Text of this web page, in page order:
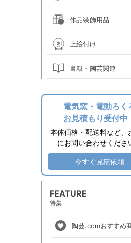
カーボン製棚板
ムライト製棚板
支柱・サイコロ
アルミナ棒
ゼーゲルコーン
陶芸用温度計・
窯・棚板補修用品
その他焼成小道具
作品装飾用品
桐箱
ウコン布・立札
絵皿立て
照明器具関係
時計ムーブメント
焼酎カラン
掛け花金具
土瓶ツル
作品補修用品
上絵付け
上絵素材
上絵付け絵の具
上絵用転写紙
金液・金油・ラ
上絵付け小道具
上絵付け電気炉
上絵付け溶媒
書籍・陶芸関連
陶芸書籍
電気窯・電動ろく
お見積もり受付中
本体価格・配送料など、
にお問い合わせくださ
今すぐ見積依頼
FEATURE
特集
陶芸.comおすすめ